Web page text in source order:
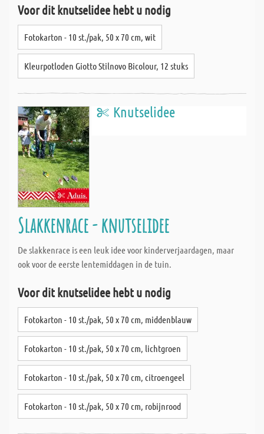
Voor dit knutselidee hebt u nodig
Fotokarton - 10 st./pak, 50 x 70 cm, wit
Kleurpotloden Giotto Stilnovo Bicolour, 12 stuks
Knutselidee
Slakkenrace - knutselidee
De slakkenrace is een leuk idee voor kinderverjaardagen, maar
ook voor de eerste lentemiddagen in de tuin.
Voor dit knutselidee hebt u nodig
Fotokarton - 10 st./pak, 50 x 70 cm, middenblauw
Fotokarton - 10 st./pak, 50 x 70 cm, lichtgroen
Fotokarton - 10 st./pak, 50 x 70 cm, citroengeel
Fotokarton - 10 st./pak, 50 x 70 cm, robijnrood